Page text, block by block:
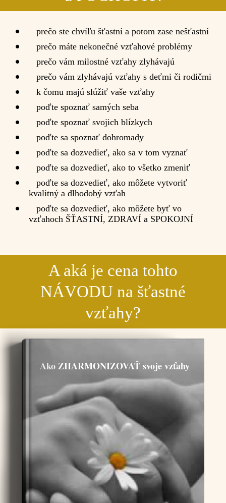
prečo ste chvíľu šťastní a potom zase nešťastní
prečo máte nekonečné vzťahové problémy
prečo vám milostné vzťahy zlyhávajú
prečo vám zlyhávajú vzťahy s deťmi či rodičmi
k čomu majú slúžiť vaše vzťahy
poďte spoznať samých seba
poďte spoznať svojich blízkych
poďte sa spoznať dohromady
poďte sa dozvedieť, ako sa v tom vyznať
poďte sa dozvedieť, ako to všetko zmeniť
poďte sa dozvedieť, ako môžete vytvoriť
kvalitný a dlhodobý vzťah
poďte sa dozvedieť, ako môžete byť vo
vzťahoch ŠŤASTNÍ, ZDRAVÍ a SPOKOJNÍ
A aká je cena tohto
NÁVODU na šťastné
vzťahy?
Ako ZHARMONIZOVAŤ svoje vzťahy